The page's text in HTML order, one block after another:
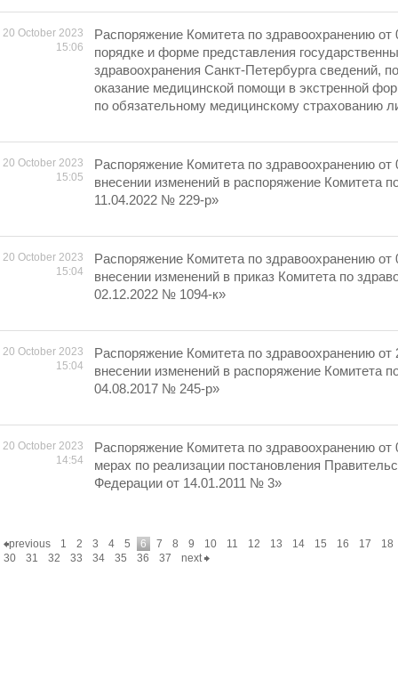
20 October 2023
15:06
Распоряжение Комитета по здравоохранению
порядке и форме представления
здравоохранения Санкт-Петербурга сведений,
оказание медицинской помощи в экстренной
по обязательному медицинскому страхованию
20 October 2023
15:05
Распоряжение Комитета по здравоохранению
внесении изменений в распоряжение Комитета
11.04.2022 № 229-р»
20 October 2023
15:04
Распоряжение Комитета по здравоохранению
внесении изменений в приказ Комитета по
02.12.2022 № 1094-к»
20 October 2023
15:04
Распоряжение Комитета по здравоохранению
внесении изменений в распоряжение Комитета
04.08.2017 № 245-р»
20 October 2023
14:54
Распоряжение Комитета по здравоохранению
мерах по реализации постановления
Федерации от 14.01.2011 № 3»
previous 1 2 3 4 5 6 7 8 9 10 11 12 13 14 15 16 17
18
30
31 32 33 34 35 36 37 next